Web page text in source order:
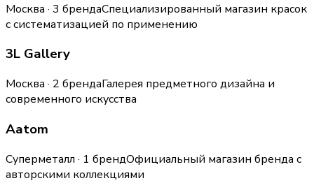
Москва · 3 брендаСпециализированный магазин красок
с систематизацией по применению
3L Gallery
Москва · 2 брендаГалерея предметного дизайна и
современного искусства
Aatom
Суперметалл · 1 брендОфициальный магазин бренда с
авторскими коллекциями